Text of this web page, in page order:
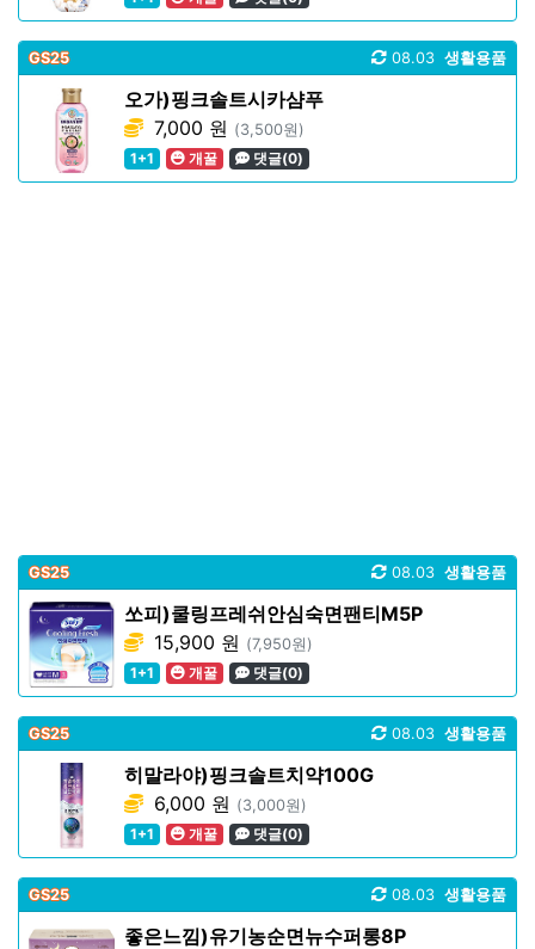
GS25 생활용품
08.03
오가)핑크솔트시카샴푸
7,000 원 (3,500원)
1+1
개꿀 댓글(0)
GS25 생활용품
08.03
쏘피)쿨링프레쉬안심숙면팬티M5P
15,900 원 (7,950원)
1+1
개꿀 댓글(0)
GS25 생활용품
08.03
히말라야)핑크솔트치약100G
6,000 원 (3,000원)
1+1
개꿀 댓글(0)
GS25 생활용품
08.03
좋은느낌)유기농순면뉴수퍼롱8P